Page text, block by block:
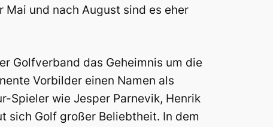
und nach August sind es eher
Golfverband das Geheimnis um die
Vorbilder einen Namen als
Spieler wie Jesper Parnevik, Henrik
sich Golf großer Beliebtheit. In dem